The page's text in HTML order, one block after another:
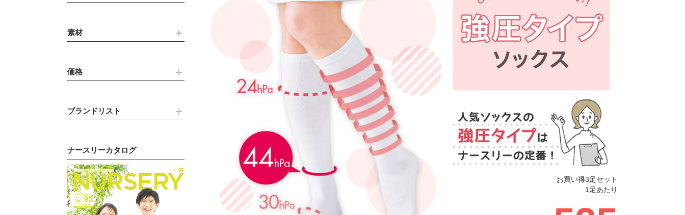
素材
価格
ブランドリスト
ナースリーカタログ
お買い得3足セット
1足あたり